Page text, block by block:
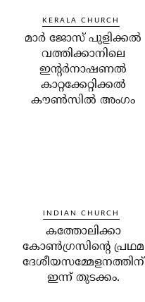
KERALA CHURCH
മാര്‍ ജോസ് പുളിക്കല്‍
വത്തിക്കാനിലെ
ഇന്റര്‍നാഷണല്‍
കാറ്റക്കേറ്റിക്കല്‍
കൗണ്‍സില്‍ അംഗം
INDIAN CHURCH
കത്തോലിക്കാ
കോണ്‍ഗ്രസിന്റെ പ്രഥമ
ദേശീയസമ്മേളനത്തിന്
ഇന്ന് തുടക്കം.